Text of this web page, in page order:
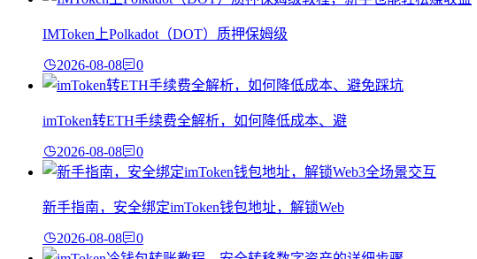
IMToken上Polkadot（DOT）质押保姆级
2026-08-08 0
imToken转ETH手续费全解析，如何降低成本、避
2026-08-08 0
新手指南，安全绑定imToken钱包地址，解锁Web
2026-08-08 0